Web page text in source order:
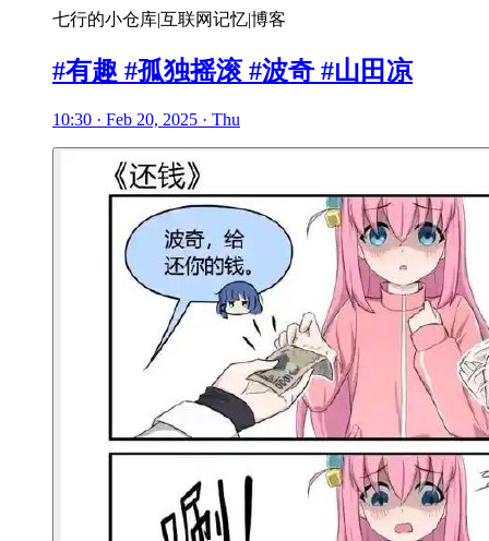
七行的小仓库|互联网记忆|博客
#有趣 #孤独摇滚 #波奇 #山田凉
10:30 · Feb 20, 2025 · Thu